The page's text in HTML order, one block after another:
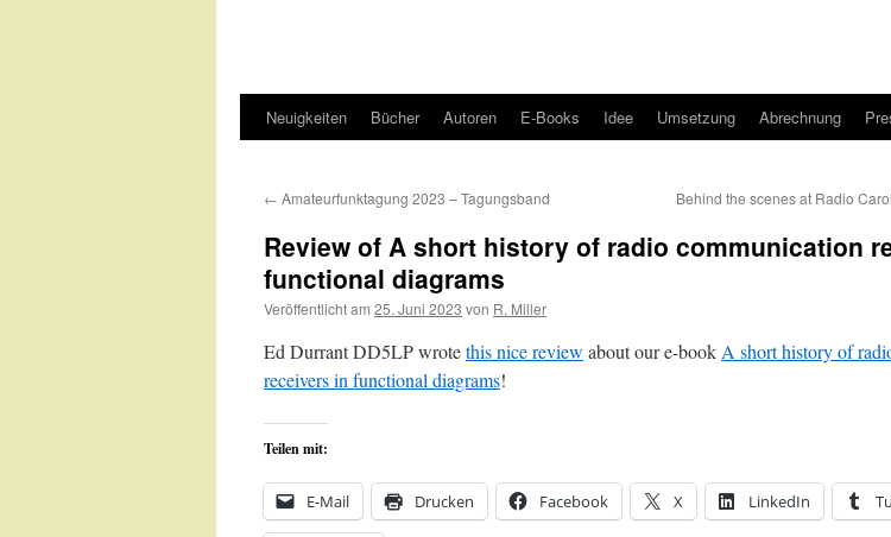
Neuigkeiten Bücher Autoren E-Books Idee Umsetzung Abrechnung
← Amateurfunktagung 2023 – Tagungsband Behind the scenes at Radio
Review of A short history of radio communication
functional diagrams
Veröffentlicht am 25. Juni 2023 von R. Miller
Ed Durrant DD5LP wrotethis nice review about our e-book A short history of
receivers in functional diagrams!
Teilen mit:
E-Mail Drucken Facebook X LinkedIn